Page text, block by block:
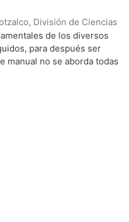
División de Ciencias
Área de Literatura,2004
;Hernández Monroy,
de los diversos
para después ser
manual no se aborda todas